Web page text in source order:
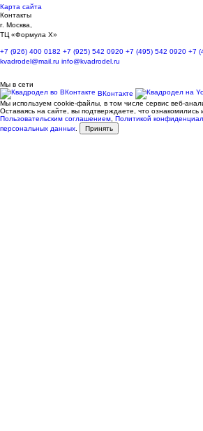
Карта сайта
Контакты
г. Москва,
ТЦ «Формула Х»
+7 (926) 400 0182 +7 (925) 542 0920 +7 (495) 542 0920 +7
kvadrodel@mail.ru info@kvadrodel.ru
Мы в сети
ВКонтакте
Мы используем cookie-файлы, в том числе сервис веб-
Оставаясь на сайте, вы подтверждаете, что ознакомились
Пользовательским соглашением, Политикой
персональных данных. Принять